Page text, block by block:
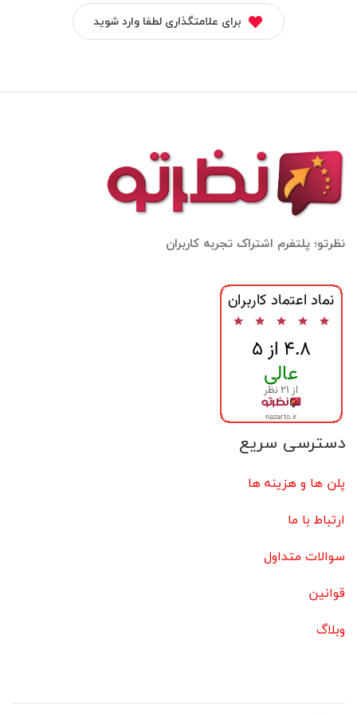
برای علامتگذاری لطفا وارد شوید
نظرتو؛ پلتفرم اشتراک تجربه کاربران
دسترسی سریع
پلن ها و هزینه ها
ارتباط با ما
سوالات متداول
قوانین
وبلاگ